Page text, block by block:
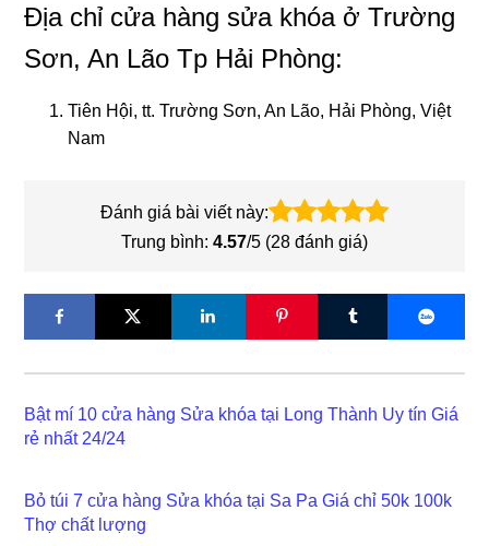
Địa chỉ cửa hàng sửa khóa ở Trường
Sơn, An Lão Tp Hải Phòng:
Tiên Hội, tt. Trường Sơn, An Lão, Hải Phòng, Việt
Nam
Đánh giá bài viết này:
Trung bình: 4.57/5 (28 đánh giá)
Bật mí 10 cửa hàng Sửa khóa tại Long Thành Uy tín Giá
rẻ nhất 24/24
Bỏ túi 7 cửa hàng Sửa khóa tại Sa Pa Giá chỉ 50k 100k
Thợ chất lượng